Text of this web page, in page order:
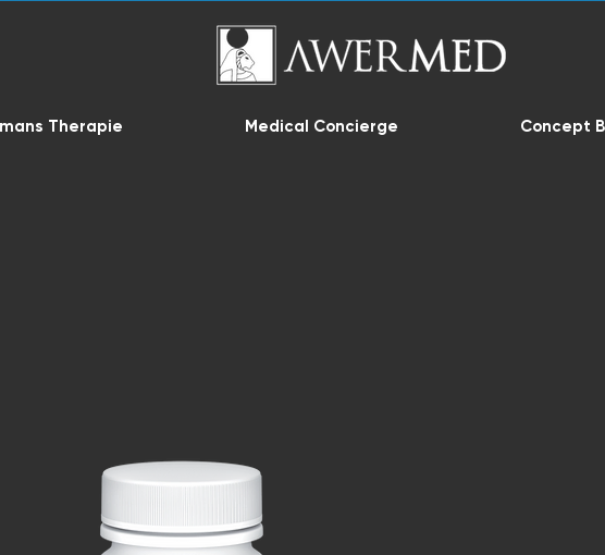
Therapie Medical Concierge Concept